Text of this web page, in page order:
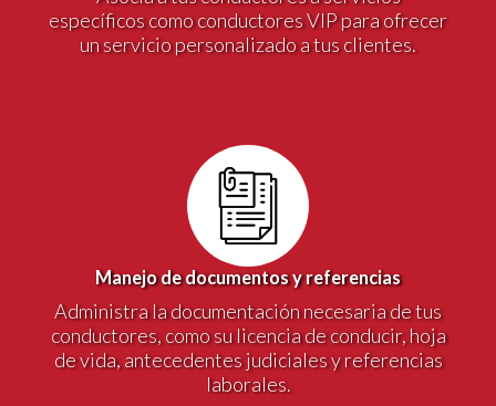
específicos como conductores VIP para ofrecer
un servicio personalizado a tus clientes.
Manejo de documentos y referencias
Administra la documentación necesaria de tus
conductores, como su licencia de conducir, hoja
de vida, antecedentes judiciales y referencias
laborales.